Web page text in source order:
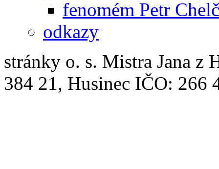
fenomém Petr
odkazy
stránky o. s. Mistra Jana z
384 21, Husinec IČO: 266